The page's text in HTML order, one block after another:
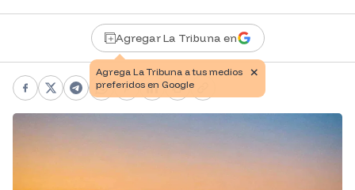
Agregar La Tribuna en
Facebook
X Telegram
WhatsApp
Pinterest
LinkedIn
PrintCopy link